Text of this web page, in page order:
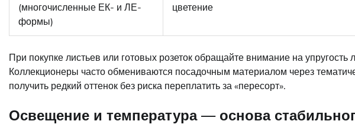
(многочисленные ЕК- и ЛЕ-
формы)
цветение
При покупке листьев или готовых розеток обращайте внимание на упругость
Коллекционеры часто обмениваются посадочным материалом через
получить редкий оттенок без риска переплатить за «пересорт».
Освещение и температура — основа